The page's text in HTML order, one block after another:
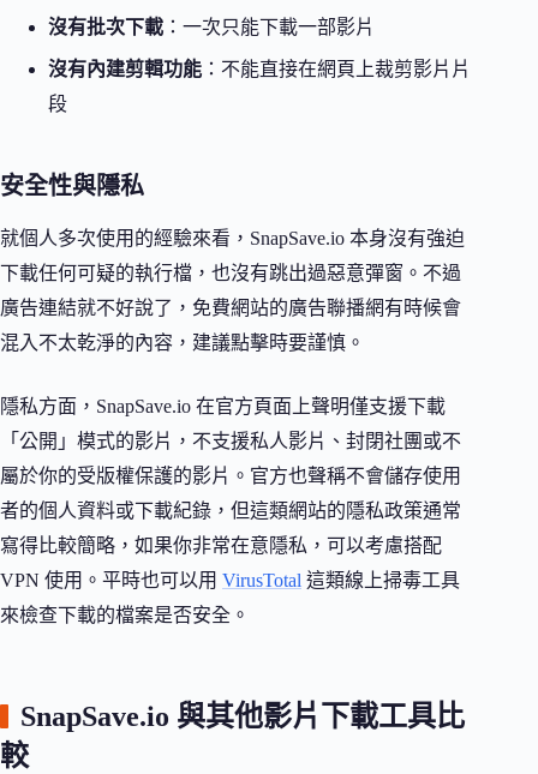
沒有批次下載 ：一次只能下載一部影片
沒有內建剪輯功能 ：不能直接在網頁上裁剪影片片
段
安全性與隱私
就個人多次使用的經驗來看，SnapSave.io 本身沒有強迫
下載任何可疑的執行檔，也沒有跳出過惡意彈窗。不過
廣告連結就不好說了，免費網站的廣告聯播網有時候會
混入不太乾淨的內容，建議點擊時要謹慎。
隱私方面，SnapSave.io 在官方頁面上聲明僅支援下載
「公開」模式的影片，不支援私人影片、封閉社團或不
屬於你的受版權保護的影片。官方也聲稱不會儲存使用
者的個人資料或下載紀錄，但這類網站的隱私政策通常
寫得比較簡略，如果你非常在意隱私，可以考慮搭配
VPN 使用。平時也可以用 VirusTotal 這類線上掃毒工具
來檢查下載的檔案是否安全。
SnapSave.io 與其他影片下載工具比
較